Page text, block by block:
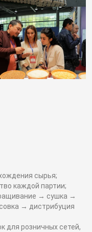
сырья;
каждой партии;
→ сушка →
→ дистрибуция
для розничных сетей,